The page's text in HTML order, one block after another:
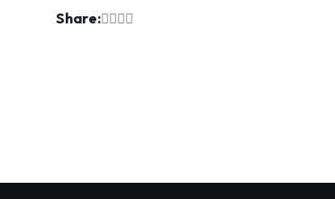
Share: